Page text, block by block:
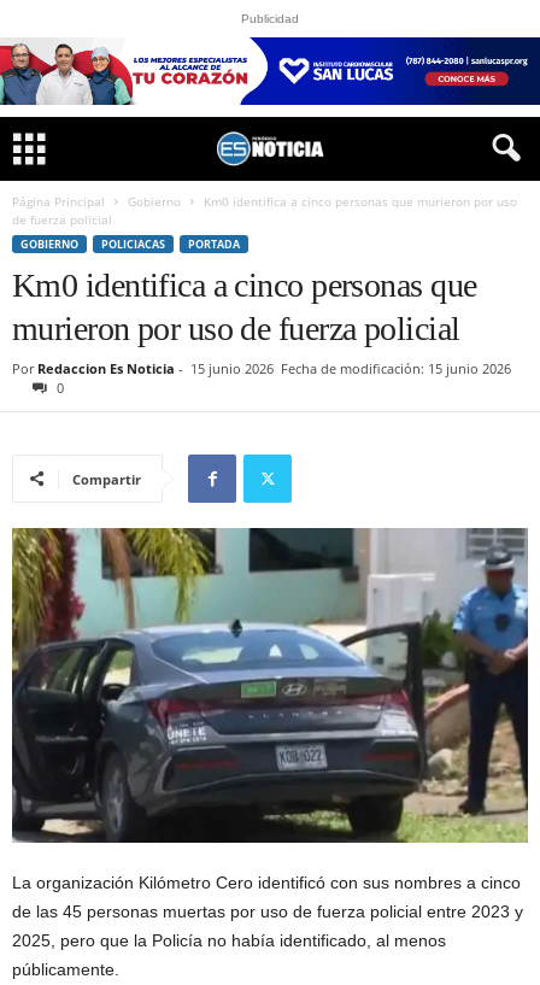
Publicidad
Página Principal Gobierno
Km0 identifica a cinco personas que murieron por uso
de fuerza policial
GOBIERNO POLICIACAS PORTADA
Km0 identifica a cinco personas que
murieron por uso de fuerza policial
Por Redaccion Es Noticia - 15 junio 2026 Fecha de modificación: 15 junio 2026
0
Compartir
La organización Kilómetro Cero identificó con sus nombres a cinco
de las 45 personas muertas por uso de fuerza policial entre 2023 y
2025, pero que la Policía no había identificado, al menos
públicamente.